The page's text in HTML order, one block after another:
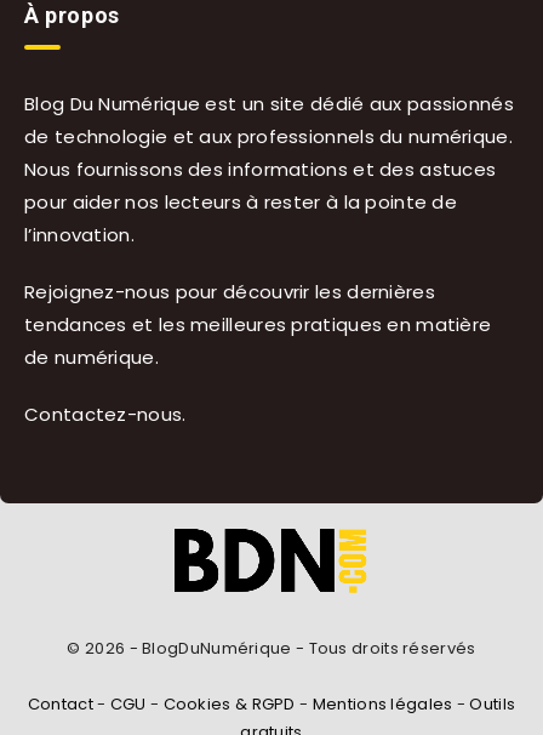
À propos
Blog Du Numérique est un site dédié aux passionnés
de technologie et aux professionnels du numérique.
Nous fournissons des informations et des astuces
pour aider nos lecteurs à rester à la pointe de
l’innovation.
Rejoignez-nous pour découvrir les dernières
tendances et les meilleures pratiques en matière
de numérique.
Contactez-nous.
© 2026 - BlogDuNumérique - Tous droits réservés
Contact- CGU - Cookies & RGPD - Mentions légales -Outils